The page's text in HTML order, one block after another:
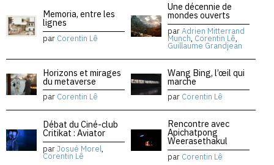
Memoria, entre les
lignes
par Corentin Lê
Une décennie de
mondes ouverts
parAdrien Mitterrand
Munch, Corentin Lê,
Guillaume Grandjean
Horizons et mirages
du metaverse
par Corentin Lê
Wang Bing, l’œil qui
marche
par Corentin Lê
Débat du Ciné-club
Critikat : Aviator
parJosué Morel,
Corentin Lê
Rencontre avec
Apichatpong
Weerasethakul
par Corentin Lê